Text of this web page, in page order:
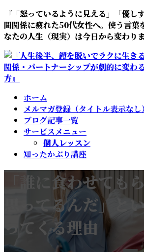
『「怒っているように見える」「優
間関係に疲れた50代女性へ。使う言葉
なたの人生（現実）は今日から変わりま
ホーム
メルマガ登録（タイトル表示なし）
ブログ記事一覧
サービスメニュー
個人レッスン
知ったかぶり講座
「誰に食わせても
思ってるんだ」と
ってくる理由